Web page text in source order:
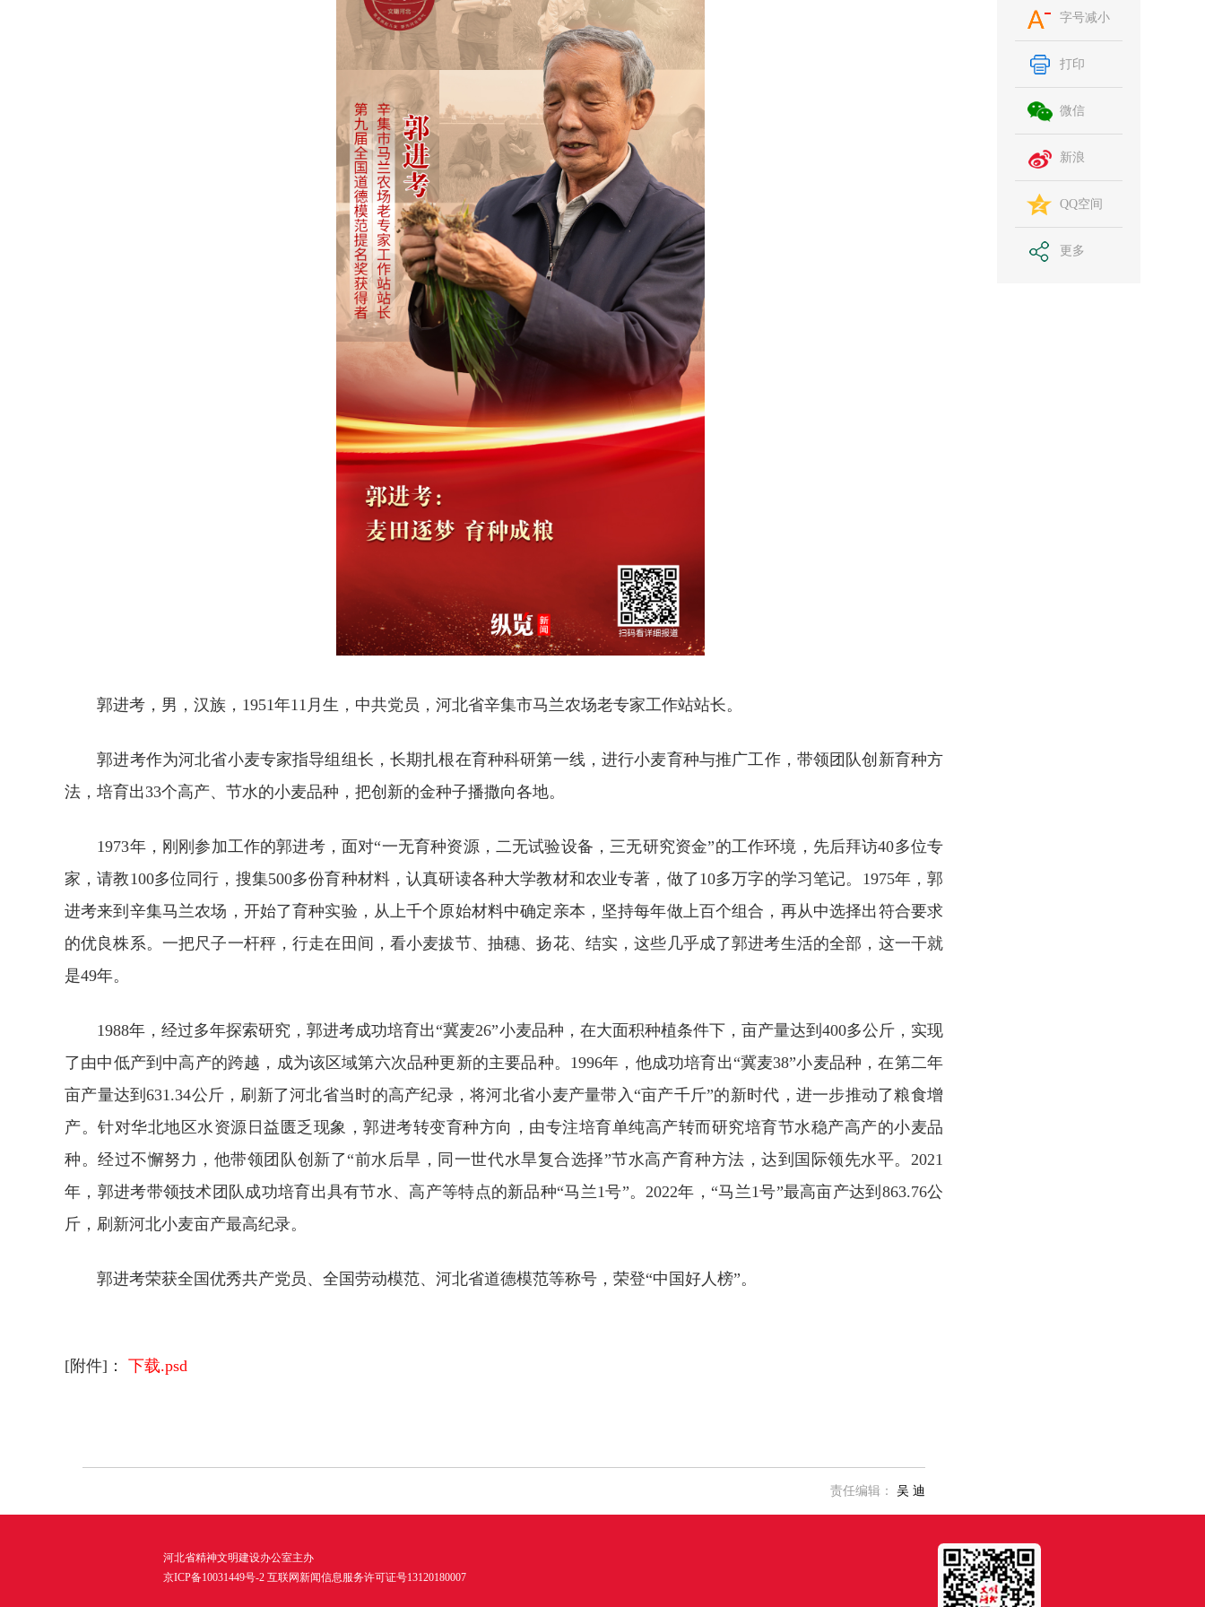
郭进考，男，汉族，1951年11月生，中共党员，河北省辛集市马兰农场老专家工作站站长。
郭进考作为河北省小麦专家指导组组长，长期扎根在育种科研第一线，进行小麦育种与推广工作，带领团队创新育种方
法，培育出33个高产、节水的小麦品种，把创新的金种子播撒向各地。
1973年，刚刚参加工作的郭进考，面对“一无育种资源，二无试验设备，三无研究资金”的工作环境，先后拜访40多位专
家，请教100多位同行，搜集500多份育种材料，认真研读各种大学教材和农业专著，做了10多万字的学习笔记。1975年，郭
进考来到辛集马兰农场，开始了育种实验，从上千个原始材料中确定亲本，坚持每年做上百个组合，再从中选择出符合要求
的优良株系。一把尺子一杆秤，行走在田间，看小麦拔节、抽穗、扬花、结实，这些几乎成了郭进考生活的全部，这一干就
是49年。
1988年，经过多年探索研究，郭进考成功培育出“冀麦26”小麦品种，在大面积种植条件下，亩产量达到400多公斤，实现
了由中低产到中高产的跨越，成为该区域第六次品种更新的主要品种。1996年，他成功培育出“冀麦38”小麦品种，在第二年
亩产量达到631.34公斤，刷新了河北省当时的高产纪录，将河北省小麦产量带入“亩产千斤”的新时代，进一步推动了粮食增
产。针对华北地区水资源日益匮乏现象，郭进考转变育种方向，由专注培育单纯高产转而研究培育节水稳产高产的小麦品
种。经过不懈努力，他带领团队创新了“前水后旱，同一世代水旱复合选择”节水高产育种方法，达到国际领先水平。2021
年，郭进考带领技术团队成功培育出具有节水、高产等特点的新品种“马兰1号”。2022年，“马兰1号”最高亩产达到863.76公
斤，刷新河北小麦亩产最高纪录。
郭进考荣获全国优秀共产党员、全国劳动模范、河北省道德模范等称号，荣登“中国好人榜”。
[附件]： 下载.psd
责任编辑： 吴 迪
字号减小
打印
微信
新浪
QQ空间
更多
河北省精神文明建设办公室主办
京ICP备10031449号-2 互联网新闻信息服务许可证号13120180007